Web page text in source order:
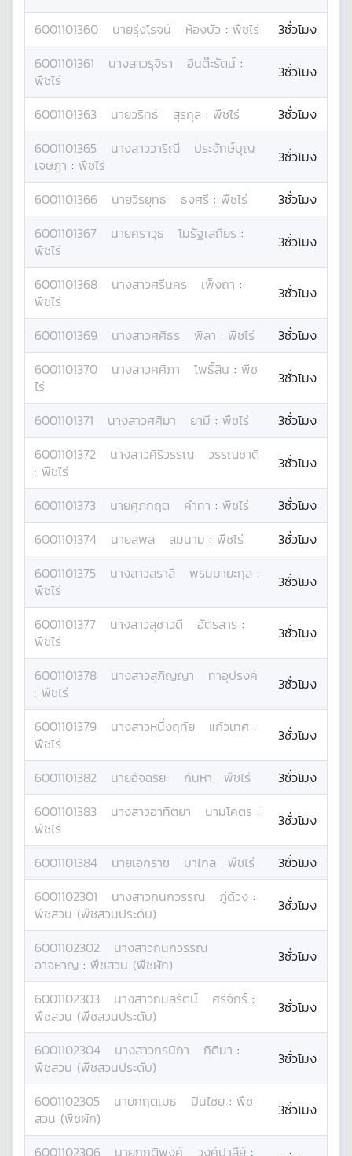
6001101360
นายรุ่งโรจน์ ห้องบัว : พืชไร่
3ชั่วโมง
6001101361
นางสาวรุจิรา อินต๊ะรัตน์ :
พืชไร่
3ชั่วโมง
6001101363 นายวริทธ์ สุรกุล : พืชไร่
3ชั่วโมง
6001101365
นางสาววาริณี
ประจักษ์บุญ
เจษฎา : พืชไร่ 3ชั่วโมง
6001101366 นายวิรยุทธ ธงศรี : พืชไร่
3ชั่วโมง
6001101367
นายศราวุธ โมรัฐเสถียร :
พืชไร่
3ชั่วโมง
6001101368 นางสาวศรีนคร เพ็งถา :
พืชไร่
3ชั่วโมง
6001101369 นางสาวศศิธร พิลา : พืชไร่
3ชั่วโมง
6001101370
นางสาวศศิภา โพธิ์สิน : พืช
ไร่
3ชั่วโมง
6001101371 นางสาวศศิมา ยามี : พืชไร่
3ชั่วโมง
6001101372
นางสาวศิริวรรณ
วรรณชาติ
: พืชไร่ 3ชั่วโมง
6001101373 นายศุภกฤต คำทา : พืชไร่
3ชั่วโมง
6001101374
นายสพล สมนาม : พืชไร่
3ชั่วโมง
6001101375
นางสาวสราลี พรมมายะกุล :
พืชไร่
3ชั่วโมง
6001101377 นางสาวสุชาวดี อัตรสาร :
พืชไร่
3ชั่วโมง
6001101378 นางสาวสุภิญญา
ทาอุปรงค์
: พืชไร่ 3ชั่วโมง
6001101379 นางสาวหนึ่งฤทัย แก้วเทศ :
พืชไร่
3ชั่วโมง
6001101382 นายอัจฉริยะ กันหา : พืชไร่
3ชั่วโมง
6001101383
นางสาวอาทิตยา นามโคตร :
พืชไร่
3ชั่วโมง
6001101384 นายเอกราช มาไกล : พืชไร่
3ชั่วโมง
6001102301
นางสาวกนกวรรณ ภู่ด้วง :
พืชสวน (พืชสวนประดับ)
3ชั่วโมง
6001102302 นางสาวกนกวรรณ
อาจหาญ : พืชสวน (พืชผัก) 3ชั่วโมง
6001102303 นางสาวกมลรัตน์ ศรีจักร์ :
พืชสวน (พืชสวนประดับ)
3ชั่วโมง
6001102304 นางสาวกรนิกา กิติมา :
พืชสวน (พืชสวนประดับ)
3ชั่วโมง
6001102305 นายกฤตเมธ ปินไชย : พืช
สวน (พืชผัก)
3ชั่วโมง
6001102306 นายกฤติพงศ์ วงค์ปาลีย์ :